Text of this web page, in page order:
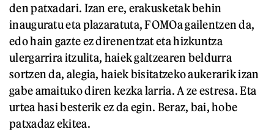
den patxadari. Izan ere, erakusketak behin
inauguratu eta plazaratuta, FOMOa gailentzen da,
edo hain gazte ez direnentzat eta hizkuntza
ulergarrira itzulita, haiek galtzearen beldurra
sortzen da, alegia, haiek bisitatzeko aukerarik izan
gabe amaituko diren kezka larria. A ze estresa. Eta
urtea hasi besterik ez da egin. Beraz, bai, hobe
patxadaz ekitea.